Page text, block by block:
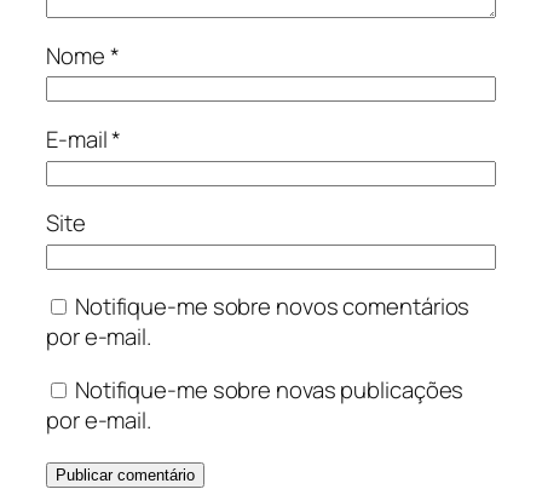
Nome*
E-mail*
Site
Notifique-me sobre novos comentários
por e-mail.
Notifique-me sobre novas publicações
por e-mail.